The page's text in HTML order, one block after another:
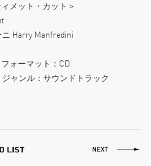
メット・カット＞
Harry Manfredini
フォーマット：CD
ャンル：サウンドトラック